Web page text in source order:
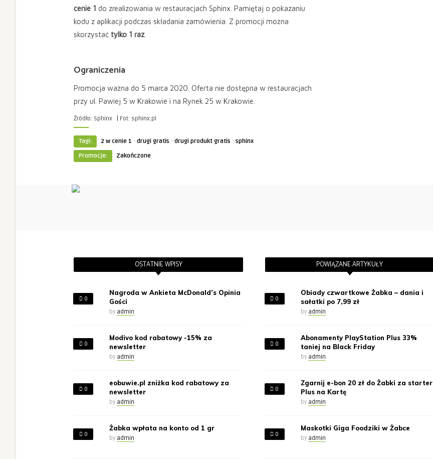
cenie 1 do zrealizowania w restauracjach Sphinx. Pamiętaj o pokazaniu
kodu z aplikacji podczas składania zamówienia. Z promocji można
skorzystać tylko 1 raz
Ograniczenia
Promocja ważna do 5 marca 2020. Oferta nie dostępna w restauracjach
przy ul. Pawiej 5 w Krakowie i na Rynek 25 w Krakowie.
Źródło: Sphinx | Fot: sphinx.pl
Tagi: 2 w cenie 1 · drugi gratis · drugi produkt gratis · sphinx
Promocje:
Zakończone
OSTATNIE WPISY
0
Nagroda w Ankieta McDonald’s Opinia
Gości
by admin
0
Modivo kod rabatowy -15% za
newsletter
by admin
0
eobuwie.pl zniżka kod rabatowy za
newsletter
by admin
0
Żabka wpłata na konto od 1 gr
by admin
POWIĄZANE ARTYKUŁY
0
Obiady czwartkowe Żabka – dania i
sałatki po 7,99 zł
by admin
0
Abonamenty PlayStation Plus 33%
taniej na Black Friday
by admin
0
Zgarnij e-bon 20 zł do Żabki za starter
Plus na Kartę
by admin
0
Maskotki Giga Foodziki w Żabce
by admin